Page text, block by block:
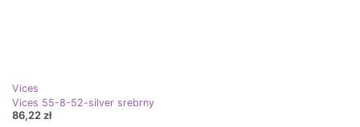
Vices
Vices 55-8-52-silver srebrny
86,22 zł